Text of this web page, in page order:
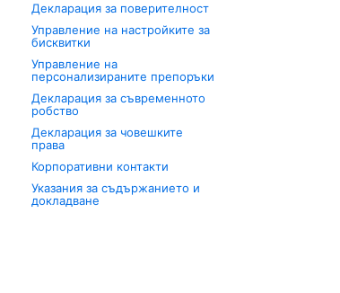
Декларация за поверителност
Управление на настройките за
бисквитки
Управление на
персонализираните препоръки
Декларация за съвременното
робство
Декларация за човешките
права
Корпоративни контакти
Указания за съдържанието и
докладване